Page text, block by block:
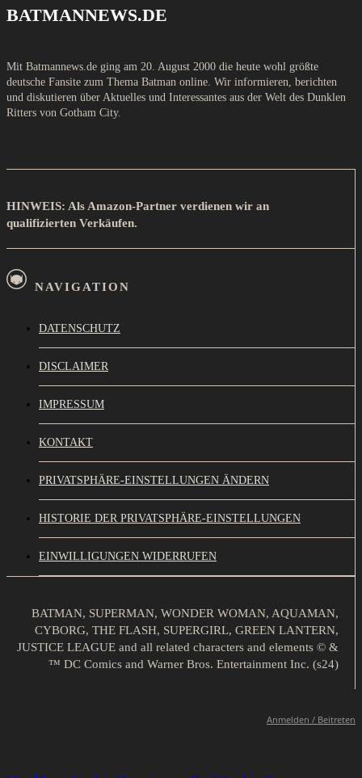
BATMANNEWS.DE
Mit Batmannews.de ging am 20. August 2000 die heute wohl größte
deutsche Fansite zum Thema Batman online. Wir informieren, berichten
und diskutieren über Aktuelles und Interessantes aus der Welt des Dunklen
Ritters von Gotham City.
HINWEIS: Als Amazon-Partner verdienen wir an
qualifizierten Verkäufen.
NAVIGATION
DATENSCHUTZ
DISCLAIMER
IMPRESSUM
KONTAKT
PRIVATSPHÄRE-EINSTELLUNGEN ÄNDERN
HISTORIE DER PRIVATSPHÄRE-EINSTELLUNGEN
EINWILLIGUNGEN WIDERRUFEN
BATMAN, SUPERMAN, WONDER WOMAN, AQUAMAN,
CYBORG, THE FLASH, SUPERGIRL, GREEN LANTERN,
JUSTICE LEAGUE and all related characters and elements © &
™ DC Comics and Warner Bros. Entertainment Inc. (s24)
Anmelden / Beitreten